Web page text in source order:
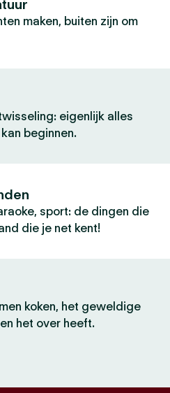
maken, buiten zijn om
eigenlijk alles
beginnen.
sport: de dingen die
die je net kent!
koken, het geweldige
het over heeft.